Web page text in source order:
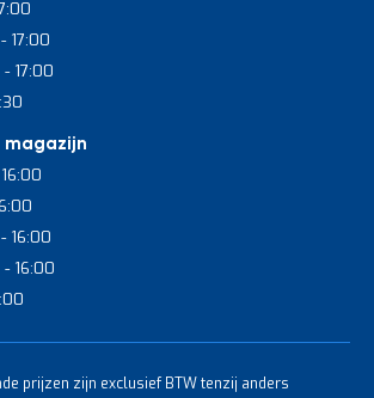
17:00
17:00
magazijn
16:00
16:00
prijzen zijn exclusief BTW tenzij anders